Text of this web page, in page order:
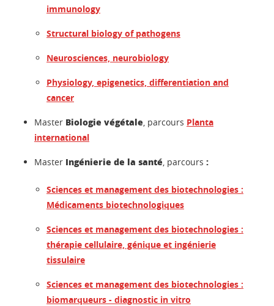
immunology
Structural biology of pathogens
Neurosciences, neurobiology
Physiology, epigenetics, differentiation and
cancer
Master Biologie végétale , parcours Planta
international
Master Ingénierie de la santé , parcours :
Sciences et management des biotechnologies :
Médicaments biotechnologiques
Sciences et management des biotechnologies :
thérapie cellulaire, génique et ingénierie
tissulaire
Sciences et management des biotechnologies :
biomarqueurs - diagnostic in vitro